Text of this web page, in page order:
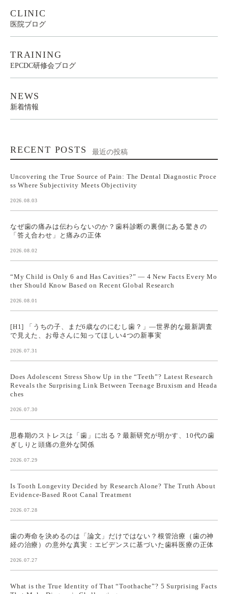
CLINIC
医院ブログ
TRAINING
EPCDC研修会ブログ
NEWS
新着情報
RECENT POSTS 最近の投稿
Uncovering the True Source of Pain: The Dental Diagnostic Proce
ss Where Subjectivity Meets Objectivity
2026.08.03
なぜ歯の痛みは伝わらないのか？歯科診断の裏側にある驚きの
「答え合わせ」と痛みの正体
2026.08.02
“My Child is Only 6 and Has Cavities?” — 4 New Facts Every Mo
ther Should Know Based on Recent Global Research
2026.08.01
[H1] 「うちの子、まだ6歳なのにむし歯？」—世界的な最新調査
で見えた、お母さんに知ってほしい4つの新事実
2026.07.31
Does Adolescent Stress Show Up in the “Teeth”? Latest Research
Reveals the Surprising Link Between Teenage Bruxism and Heada
ches
2026.07.30
思春期のストレスは「歯」に出る？最新研究が明かす、10代の歯
ぎしりと頭痛の意外な関係
2026.07.29
Is Tooth Longevity Decided by Research Alone? The Truth About
Evidence-Based Root Canal Treatment
2026.07.28
歯の寿命を決めるのは「論文」だけではない？根管治療（歯の神
経の治療）の意外な真実：エビデンスに基づいた歯科医療の正体
2026.07.27
What is the True Identity of That “Toothache”? 5 Surprising Facts